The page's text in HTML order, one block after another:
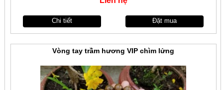
Chi tiết Đặt mua
Vòng tay trầm hương VIP chìm lửng